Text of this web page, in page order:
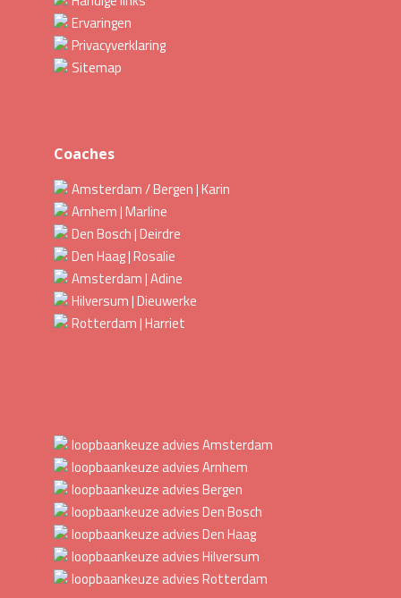
Ervaringen
Privacyverklaring
Sitemap
Coaches
Amsterdam / Bergen | Karin
Arnhem | Marline
Den Bosch | Deirdre
Den Haag | Rosalie
Amsterdam | Adine
Hilversum | Dieuwerke
Rotterdam | Harriet
loopbaankeuze advies Amsterdam
loopbaankeuze advies Arnhem
loopbaankeuze advies Bergen
loopbaankeuze advies Den Bosch
loopbaankeuze advies Den Haag
loopbaankeuze advies Hilversum
loopbaankeuze advies Rotterdam